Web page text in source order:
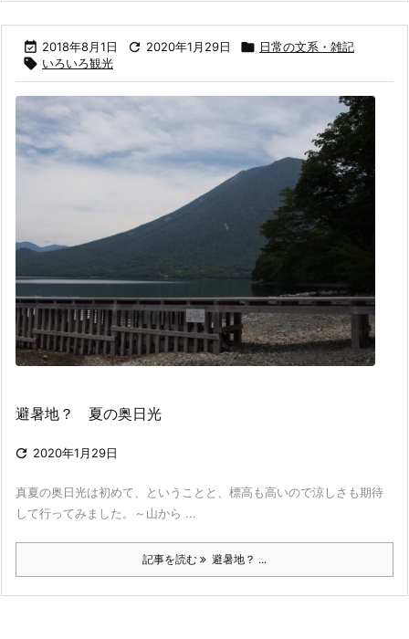
 2018年8月1日  2020年1月29日  日常の文系・雑記
 いろいろ観光
避暑地？ 夏の奥日光
 2020年1月29日
真夏の奥日光は初めて、ということと、標高も高いので涼しさも期待
して行ってみました。～山から ...
記事を読む 避暑地？ ...